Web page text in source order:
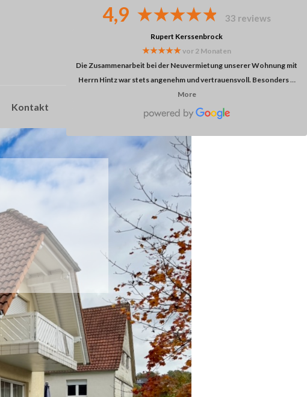
4,9 33 reviews
Oliver Hollstein
★★★★★vor einem Jahr
Herr Hintz hat mich hervorragend sowohl für den Verkauf als auch
bezüglich einer möglichen Vermietung meiner Eigentumswohnung…
More
Kontakt